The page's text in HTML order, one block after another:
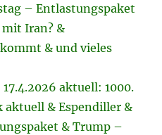
– Entlastungspaket
Iran? &
& und vieles
17.4.2026 aktuell: 1000.
& Espendiller &
& Trump –